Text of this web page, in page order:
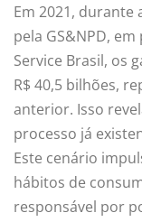
Em 2021,
pela GS&NPD,
Service Brasil, os
R$ 40,5 bilhões,
anterior. Isso
processo já
Este cenário
hábitos de
responsável por